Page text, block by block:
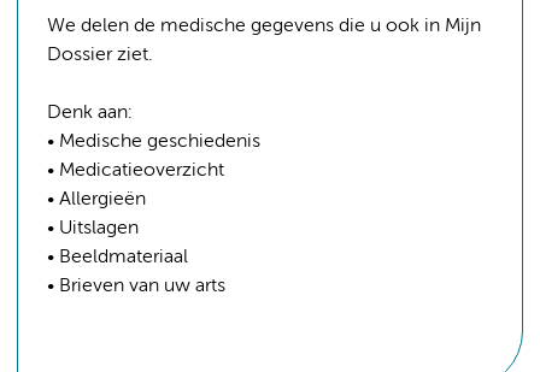
We delen de medische gegevens die u ook in Mijn
Dossier ziet.
Denk aan:
• Medische geschiedenis
• Medicatieoverzicht
• Allergieën
• Uitslagen
• Beeldmateriaal
• Brieven van uw arts